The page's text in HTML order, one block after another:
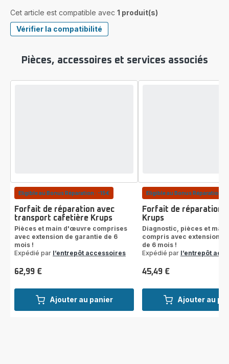
Cet article est compatible avec 1 produit(s)
Vérifier la compatibilité
Pièces, accessoires et services associés
Ajouter au panier
Eligible au Bonus Réparation : -15€
Forfait de réparation avec
transport cafetière Krups
Pièces et main d'œuvre comprises
avec extension de garantie de 6
mois !
Expédié par l’entrepôt accessoires
Prix
62,99 €
Ajouter au
Eligible au Bonus Réparation : -
Forfait de réparation
Krups
Diagnostic, pièces et
compris avec extension
de 6 mois !
Expédié par l’entrepôt
Prix
45,49 €